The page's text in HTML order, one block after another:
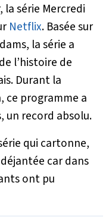
la série Mercredi
Netflix. Basée sur
la série a
l’histoire de
Durant la
ce programme a
un record absolu.
qui cartonne,
car dans
ont pu